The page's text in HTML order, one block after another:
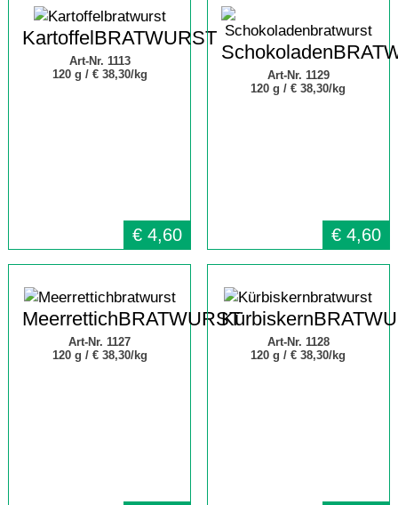
KartoffelBRATWURST
Art-Nr. 1113
120 g / € 38,30/kg
€ 4,60
Art-Nr. 1129
120 g /€ 38,30/kg
€ 4,60
MeerrettichBRATWURST
Art-Nr. 1127
120 g / € 38,30/kg
Art-Nr. 1128
120 g /€ 38,30/kg